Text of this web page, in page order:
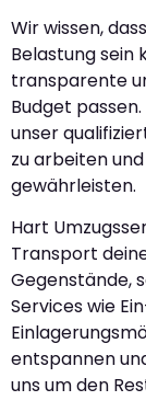
Wir wissen,
Belastung sein
transparente
Budget
unser
zu arbeiten
gewährleisten.
Hart
Transport
Gegenstände,
Services wie
entspannen
uns um den